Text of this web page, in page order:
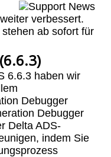
verbessert.
ab sofort für
6.6.3 haben wir
Debugger
Debugger
Delta ADS-
indem Sie